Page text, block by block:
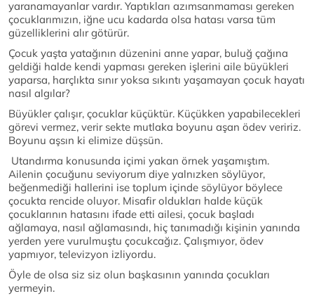
yaranamayanlar vardır. Yaptıkları azımsanmaması gereken
çocuklarımızın, iğne ucu kadarda olsa hatası varsa tüm
güzelliklerini alır götürür.
Çocuk yaşta yatağının düzenini anne yapar, buluğ çağına
geldiği halde kendi yapması gereken işlerini aile büyükleri
yaparsa, harçlıkta sınır yoksa sıkıntı yaşamayan çocuk hayatı
nasıl algılar?
Büyükler çalışır, çocuklar küçüktür. Küçükken yapabilecekleri
görevi vermez, verir sekte mutlaka boyunu aşan ödev veririz.
Boyunu aşsın ki elimize düşsün.
Utandırma konusunda içimi yakan örnek yaşamıştım.
Ailenin çocuğunu seviyorum diye yalnızken söylüyor,
beğenmediği hallerini ise toplum içinde söylüyor böylece
çocukta rencide oluyor. Misafir oldukları halde küçük
çocuklarının hatasını ifade etti ailesi, çocuk başladı
ağlamaya, nasıl ağlamasındı, hiç tanımadığı kişinin yanında
yerden yere vurulmuştu çocukcağız. Çalışmıyor, ödev
yapmıyor, televizyon izliyordu.
Öyle de olsa siz siz olun başkasının yanında çocukları
yermeyin.